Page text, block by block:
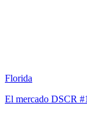
Florida
El mercado DSCR